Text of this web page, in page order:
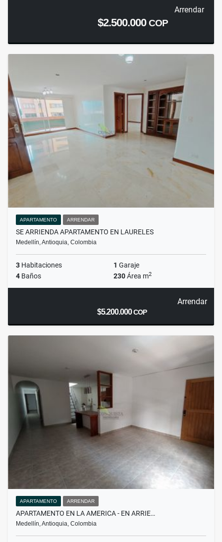
Arrendar
$2.500.000COP
APARTAMENTO ARRENDAR
SE ARRIENDA APARTAMENTO EN LAURELES
Medellín, Antioquia, Colombia
3 Habitaciones 1 Garaje
4 Baños 230Área m2
Arrendar
$5.200.000COP
APARTAMENTO ARRENDAR
APARTAMENTO EN LA AMERICA - EN ARRIE…
Medellín, Antioquia, Colombia